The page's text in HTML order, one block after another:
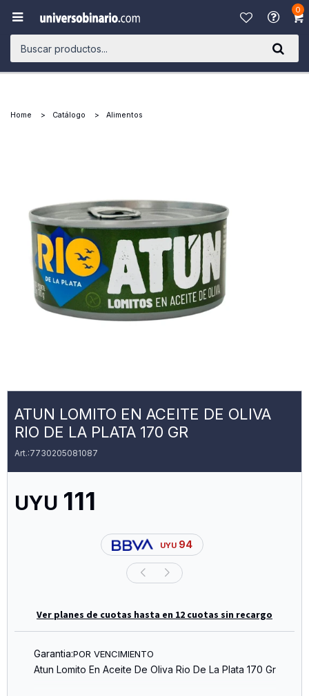
0

Home Catálogo Alimentos
ATUN LOMITO EN ACEITE DE OLIVA
RIO DE LA PLATA 170 GR
7730205081087
UYU 111
UYU 94
Ver planes de cuotas hasta en 12 cuotas sin recargo
Garantia:POR VENCIMIENTO
Atun Lomito En Aceite De Oliva Rio De La Plata 170 Gr